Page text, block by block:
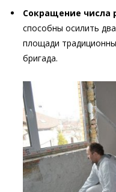
Сокращение числа
способны осилить
площади
бригада.